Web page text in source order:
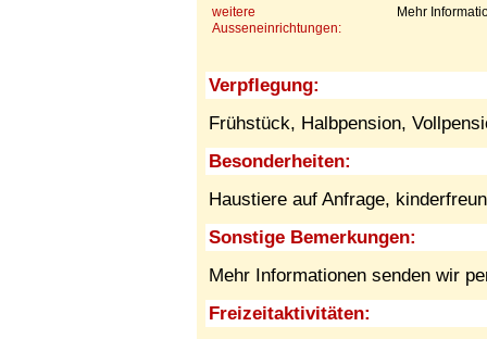
weitere
Ausseneinrichtungen:
Mehr
Verpflegung:
Frühstück, Halbpension,
Besonderheiten:
Haustiere auf Anfrage,
Sonstige Bemerkungen:
Mehr Informationen senden wir
Freizeitaktivitäten: